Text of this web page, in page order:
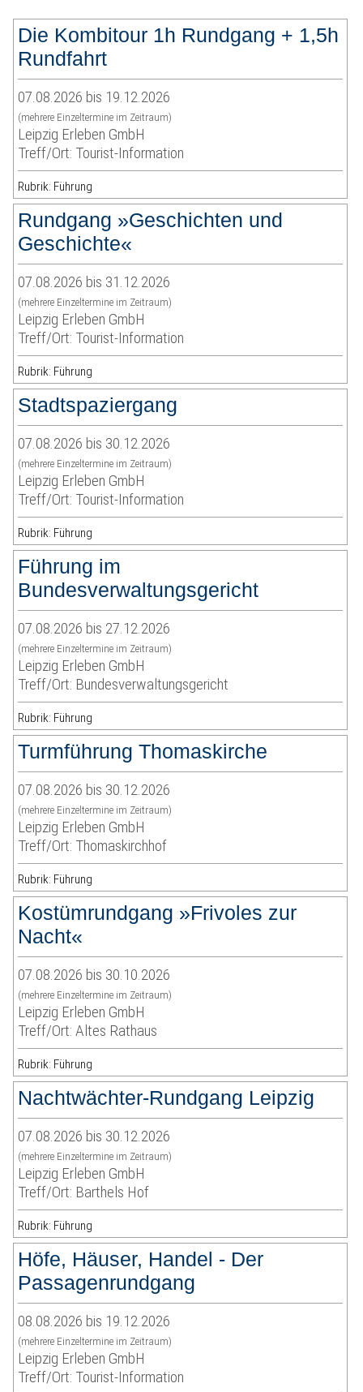
Die Kombitour 1h Rundgang + 1,5h
Rundfahrt
07.08.2026 bis 19.12.2026
(mehrere Einzeltermine im Zeitraum)
Leipzig Erleben GmbH
Treff/Ort: Tourist-Information
Rubrik: Führung
Rundgang »Geschichten und
Geschichte«
07.08.2026 bis 31.12.2026
(mehrere Einzeltermine im Zeitraum)
Leipzig Erleben GmbH
Treff/Ort: Tourist-Information
Rubrik: Führung
Stadtspaziergang
07.08.2026 bis 30.12.2026
(mehrere Einzeltermine im Zeitraum)
Leipzig Erleben GmbH
Treff/Ort: Tourist-Information
Rubrik: Führung
Führung im
Bundesverwaltungsgericht
07.08.2026 bis 27.12.2026
(mehrere Einzeltermine im Zeitraum)
Leipzig Erleben GmbH
Treff/Ort: Bundesverwaltungsgericht
Rubrik: Führung
Turmführung Thomaskirche
07.08.2026 bis 30.12.2026
(mehrere Einzeltermine im Zeitraum)
Leipzig Erleben GmbH
Treff/Ort: Thomaskirchhof
Rubrik: Führung
Kostümrundgang »Frivoles zur
Nacht«
07.08.2026 bis 30.10.2026
(mehrere Einzeltermine im Zeitraum)
Leipzig Erleben GmbH
Treff/Ort: Altes Rathaus
Rubrik: Führung
Nachtwächter-Rundgang Leipzig
07.08.2026 bis 30.12.2026
(mehrere Einzeltermine im Zeitraum)
Leipzig Erleben GmbH
Treff/Ort: Barthels Hof
Rubrik: Führung
Höfe, Häuser, Handel - Der
Passagenrundgang
08.08.2026 bis 19.12.2026
(mehrere Einzeltermine im Zeitraum)
Leipzig Erleben GmbH
Treff/Ort: Tourist-Information